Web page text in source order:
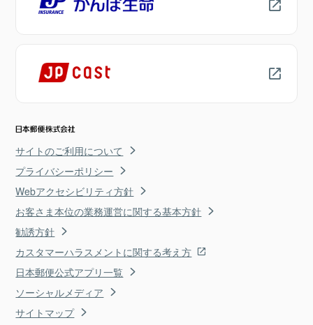
サイトのご利用について
プライバシーポリシー
Webアクセシビリティ方針
お客さま本位の業務運営に関する基本方針
勧誘方針
カスタマーハラスメントに関する考え方
日本郵便公式アプリ一覧
ソーシャルメディア
サイトマップ